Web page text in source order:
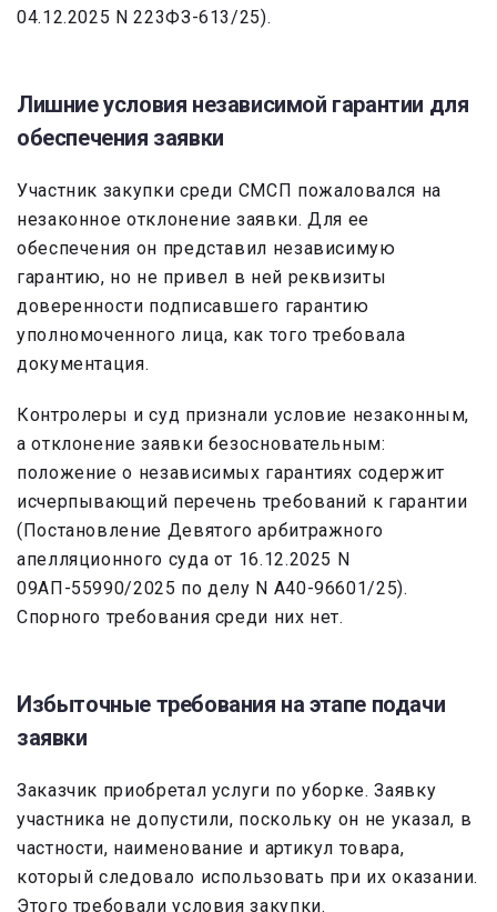
04.12.2025 N 223ФЗ-613/25).
Лишние условия независимой гарантии для
обеспечения заявки
Участник закупки среди СМСП пожаловался на
незаконное отклонение заявки. Для ее
обеспечения он представил независимую
гарантию, но не привел в ней реквизиты
доверенности подписавшего гарантию
уполномоченного лица, как того требовала
документация.
Контролеры и суд признали условие незаконным,
а отклонение заявки безосновательным:
положение о независимых гарантиях содержит
исчерпывающий перечень требований к гарантии
(Постановление Девятого арбитражного
апелляционного суда от 16.12.2025 N
09АП-55990/2025 по делу N А40-96601/25).
Спорного требования среди них нет.
Избыточные требования на этапе подачи
заявки
Заказчик приобретал услуги по уборке. Заявку
участника не допустили, поскольку он не указал, в
частности, наименование и артикул товара,
который следовало использовать при их оказании.
Этого требовали условия закупки.